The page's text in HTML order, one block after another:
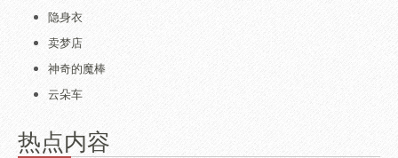
隐身衣
卖梦店
神奇的魔棒
云朵车
热点内容